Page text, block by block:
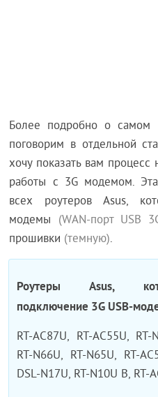
Более подробно о самом
поговорим в отдельной
хочу показать вам процесс
работы с 3G модемом.
всех роутеров Asus,
модемы (WAN-порт USB
прошивки (темную).
Роутеры Asus,
подключение 3G USB-
RT-AC87U, RT-AC55U,
RT-N66U, RT-N65U, RT-
DSL-N17U, RT-N10U B, RT-